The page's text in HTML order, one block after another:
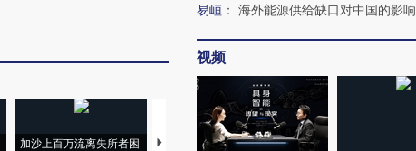
加沙上百万流离失所者困
视线｜HYROX的吸金
马航飞行员跨国走私7万
易峘 ： 海外能源供给缺口对中国的影响
视频